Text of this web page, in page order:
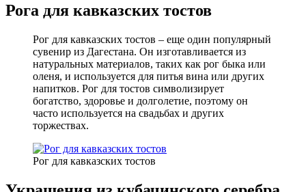
Рога для кавказских тостов
Рог для кавказских тостов – еще один популярный
сувенир из Дагестана. Он изготавливается из
натуральных материалов, таких как рог быка или
оленя, и используется для питья вина или других
напитков. Рог для тостов символизирует
богатство, здоровье и долголетие, поэтому он
часто используется на свадьбах и других
торжествах.
Рог для кавказских тостов